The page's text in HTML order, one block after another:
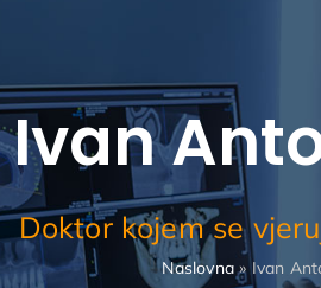
Ivan
Doktor kojem se
Naslovna»Ivan